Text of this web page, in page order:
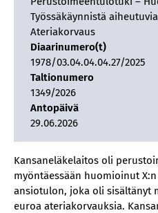
Työssäkäynnistä
Ateriakorvaus
Diaarinumero(t)
1978/03.04.04.04.27/2025
Taltionumero
1349/2026
Antopäivä
29.06.2026
Kansaneläkelaitos oli
myöntäessään huomioinut
ansiotulon, joka oli sisältänyt
euroa ateriakorvauksia.